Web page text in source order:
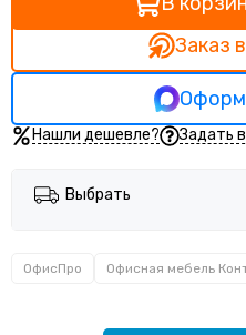
Заказ
Нашли дешевле? Задать
Выбрать
ОфисПро Офисная мебель